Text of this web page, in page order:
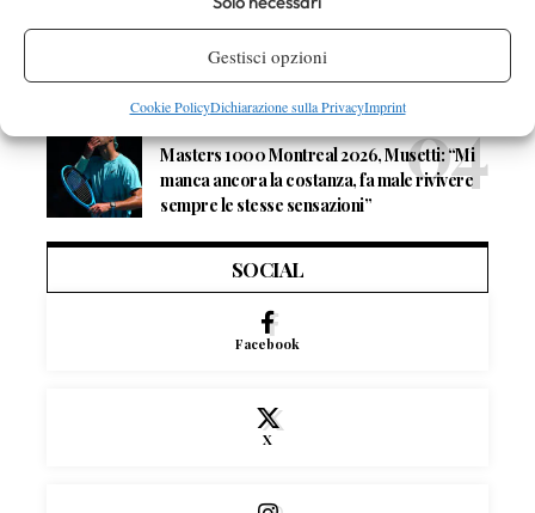
Gestisci opzioni
Cookie PolicyDichiarazione sulla PrivacyImprint
Rusedski sul futuro di Alcaraz: “Non
giocherà lo US Open, forse non lo vedremo
più nel 2026”
Masters 1000 Montreal 2026, Musetti: “Mi
manca ancora la costanza, fa male rivivere
sempre le stesse sensazioni”
SOCIAL
Facebook
X